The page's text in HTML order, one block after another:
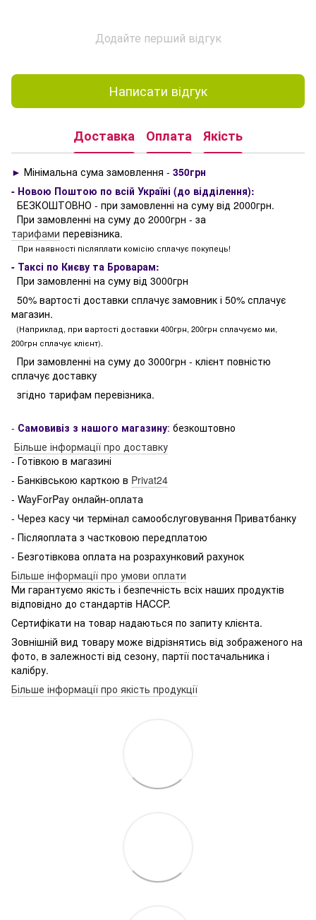
Додайте перший відгук
Написати відгук
Доставка Оплата Якість
► Мінімальна сума замовлення - 350грн
- Новою Поштою по всій Україні (до відділення):
БЕЗКОШТОВНО - при замовленні на суму від 2000грн.
При замовленні на суму до 2000грн - за
тарифами перевізника.
При наявності післяплати комісію сплачує покупець!
- Таксі по Києву та Броварам:
При замовленні на суму від 3000грн
50% вартості доставки сплачує замовник і 50% сплачує
магазин.
(Наприклад, при вартості доставки 400грн, 200грн сплачуємо ми,
200грн сплачує клієнт).
При замовленні на суму до 3000грн - клієнт повністю
сплачує доставку
згідно тарифам перевізника.
- Самовивіз з нашого магазину: безкоштовно
Більше інформації про доставку
- Готівкою в магазині
- Банківською карткою в Privat24
- WayForPay онлайн-оплата
- Через касу чи термінал самообслуговування Приватбанку
- Післяоплата з частковою передплатою
- Безготівкова оплата на розрахунковий рахунок
Більше інформації про умови оплати
Ми гарантуємо якість і безпечність всіх наших продуктів
відповідно до стандартів HACCP.
Сертифікати на товар надаються по запиту клієнта.
Зовнішній вид товару може відрізнятись від зображеного на
фото, в залежності від сезону, партії постачальника і
калібру.
Більше інформації про якість продукції